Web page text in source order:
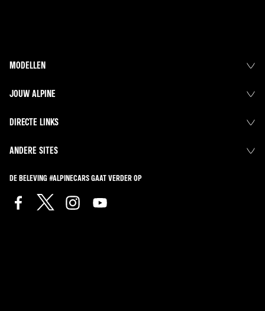
MODELLEN
JOUW ALPINE
DIRECTE LINKS
ANDERE SITES
DE BELEVING #ALPINECARS GAAT VERDER OP